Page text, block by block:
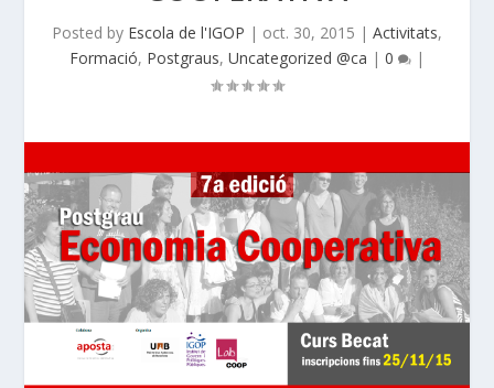
Posted by Escola de l'IGOP | oct. 30, 2015 | Activitats,
Formació, Postgraus, Uncategorized @ca | 0 |